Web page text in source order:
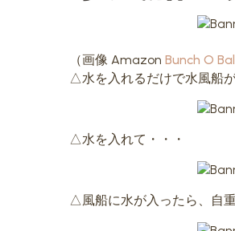
（画像 Amazon Bunch O
△水を入れるだけで水風船
△水を入れて・・・
△風船に水が入ったら、自